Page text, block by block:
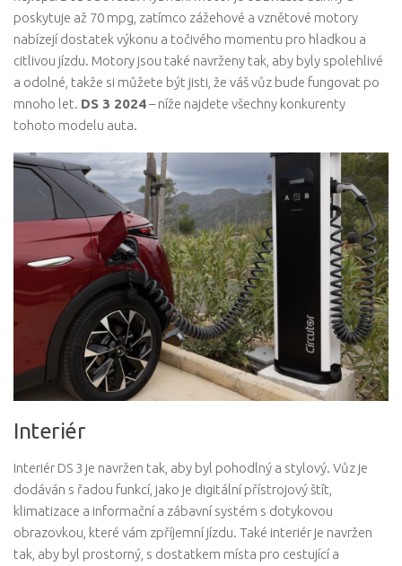
poskytuje až 70 mpg, zatímco zážehové a vznětové motory
nabízejí dostatek výkonu a točivého momentu pro hladkou a
citlivou jízdu. Motory jsou také navrženy tak, aby byly spolehlivé
a odolné, takže si můžete být jisti, že váš vůz bude fungovat po
mnoho let. DS 3 2024– níže najdete všechny konkurenty
tohoto modelu auta.
Interiér
Interiér DS 3 je navržen tak, aby byl pohodlný a stylový. Vůz je
dodáván s řadou funkcí, jako je digitální přístrojový štít,
klimatizace a informační a zábavní systém s dotykovou
obrazovkou, které vám zpříjemní jízdu. Také interiér je navržen
tak, aby byl prostorný, s dostatkem místa pro cestující a